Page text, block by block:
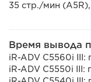
35 стр./мин
Время вывода
iR-ADV C5560i III:
iR-ADV C5550i III: